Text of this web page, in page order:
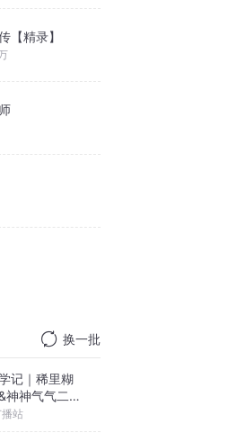
【精录】
换一批
记｜稀里糊
神神气气二年
站